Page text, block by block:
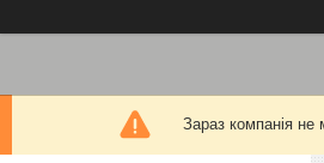
Зараз компанія не